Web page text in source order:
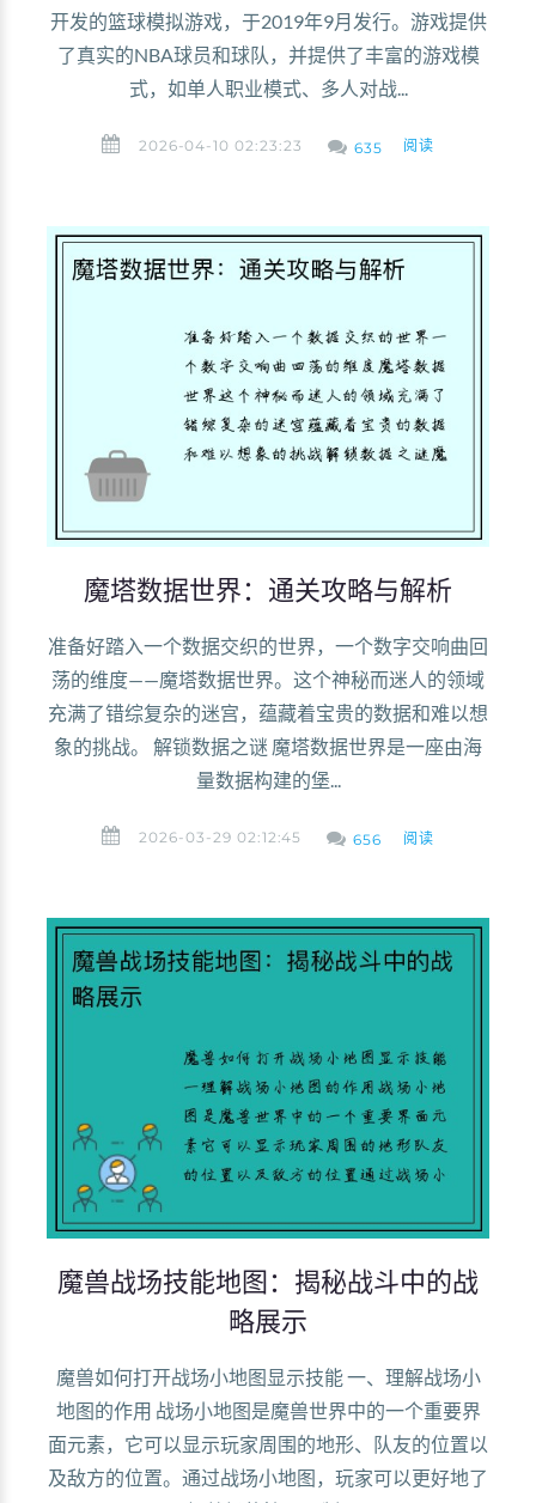
开发的篮球模拟游戏，于2019年9月发行。游戏提供
了真实的NBA球员和球队，并提供了丰富的游戏模
式，如单人职业模式、多人对战...
2026-04-10 02:23:23 635 阅读
魔塔数据世界：通关攻略与解析
准备好踏入一个数据交织的世界，一个数字交响曲回
荡的维度——魔塔数据世界。这个神秘而迷人的领域
充满了错综复杂的迷宫，蕴藏着宝贵的数据和难以想
象的挑战。 解锁数据之谜 魔塔数据世界是一座由海
量数据构建的堡...
2026-03-29 02:12:45 656 阅读
魔兽战场技能地图：揭秘战斗中的战
略展示
魔兽如何打开战场小地图显示技能 一、理解战场小
地图的作用 战场小地图是魔兽世界中的一个重要界
面元素，它可以显示玩家周围的地形、队友的位置以
及敌方的位置。通过战场小地图，玩家可以更好地了